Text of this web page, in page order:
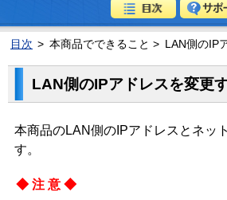
目次 > 本商品でできること > LAN側のIP
LAN側のIPアドレスを変更
本商品のLAN側のIPアドレスとネッ
す。
◆注意◆